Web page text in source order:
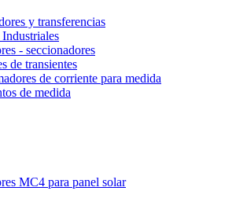
y transferencias
- seccionadores
de transientes
de corriente para medida
de medida
MC4 para panel solar